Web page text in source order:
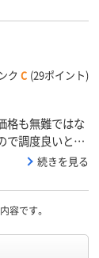
ク C (29ポイント)
格も無難ではな
で調度良いと思
続きを見る
容です。